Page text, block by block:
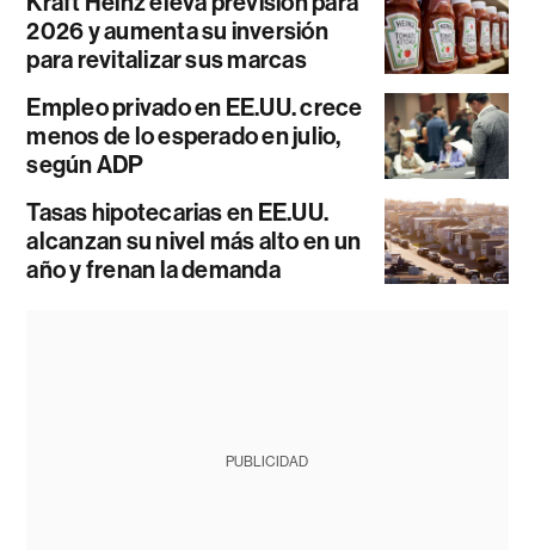
2026 y aumenta su inversión
para revitalizar sus marcas
Empleo privado en EE.UU. crece
menos de lo esperado en julio,
según ADP
Tasas hipotecarias en EE.UU.
alcanzan su nivel más alto en un
año y frenan la demanda
PUBLICIDAD